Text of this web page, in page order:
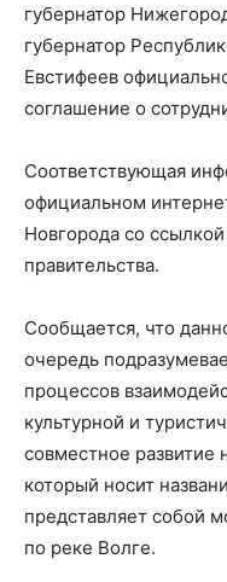
губернатор
губернатор
Евстифеев
соглашение о
Соответствующая
официальном
Новгорода со
правительства.
Сообщается, что
очередь
процессов
культурной и
совместное развитие
который носит
представляет собой
по реке Волге.